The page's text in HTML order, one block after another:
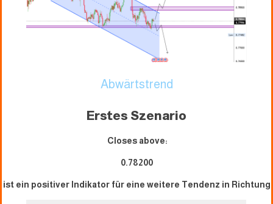
Abwärtstrend
Erstes Szenario
Closes above:
0.78200
ist ein positiver Indikator für eine weitere Tendenz in Richtung